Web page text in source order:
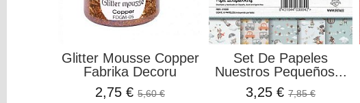
Glitter Mousse Copper
Fabrika Decoru
2,75 €5,60 €
Set De Papeles
Nuestros Pequeños...
3,25 €7,85 €